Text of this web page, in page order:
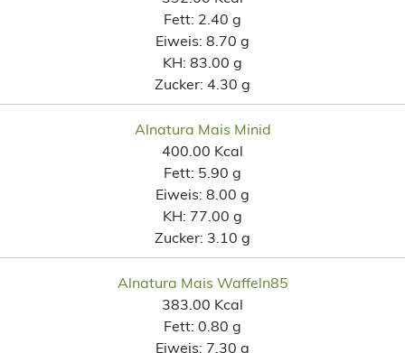
Fett: 2.40 g
Eiweis: 8.70 g
KH: 83.00 g
Zucker: 4.30 g
Alnatura Mais Minid
400.00 Kcal
Fett: 5.90 g
Eiweis: 8.00 g
KH: 77.00 g
Zucker: 3.10 g
Alnatura Mais Waffeln85
383.00 Kcal
Fett: 0.80 g
Eiweis: 7.30 g